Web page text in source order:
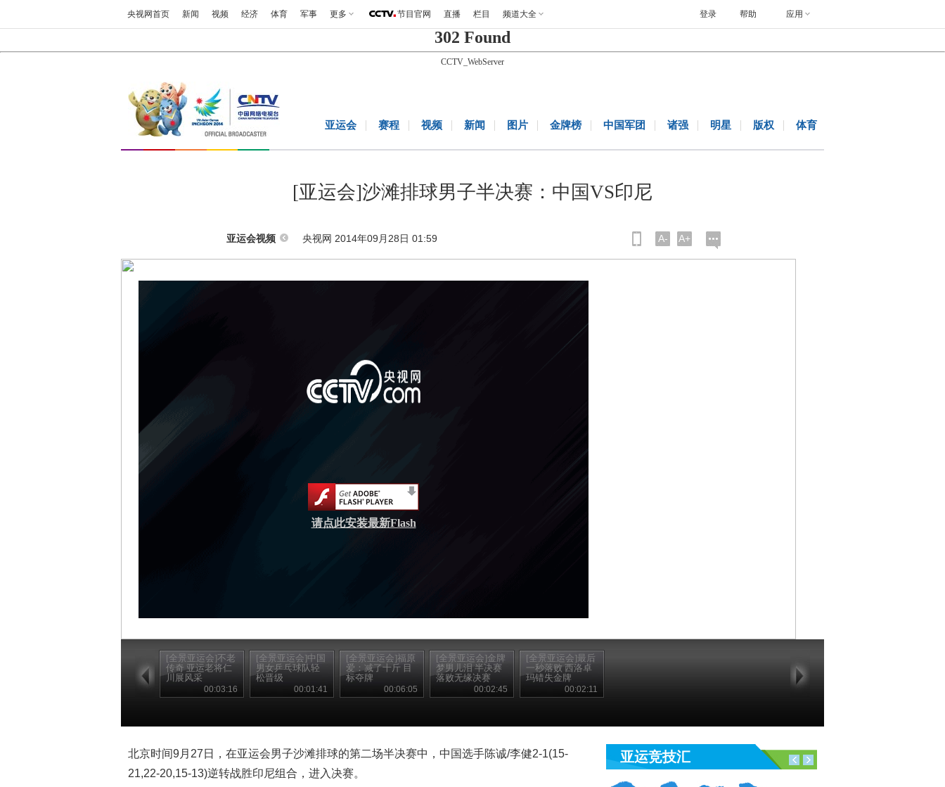
央视网首页 新闻 视频 经济 体育 军事 更多 节目官网 直播 栏目 频道大全 帮助 应用
登录
302 Found
CCTV_WebServer
亚运会 赛程 视频 新闻 图片 金牌榜 中国军团 诸强 明星 版权 体育
[亚运会]沙滩排球男子半决赛：中国VS印尼
亚运会视频 央视网 2014年09月28日 01:59 A- A+
请点此安装最新Flash
[全景亚运会]不老
传奇 亚运老将仁
川展风采
00:03:16
[全景亚运会]中国
男女乒乓球队轻
松晋级
00:01:41
[全景亚运会]福原
爱：减了十斤 目
标夺牌
00:06:05
[全景亚运会]金牌
梦男儿泪 半决赛
落败无缘决赛
00:02:45
[全景亚运会]最后
一秒落败 西洛卓
玛错失金牌
00:02:11
北京时间9月27日，在亚运会男子沙滩排球的第二场半决赛中，中国选手陈诚/李健2-1(15-
21,22-20,15-13)逆转战胜印尼组合，进入决赛。
亚运竞技汇